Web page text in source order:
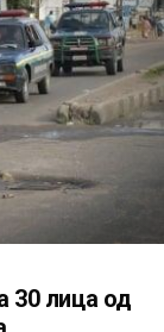
30 лица од